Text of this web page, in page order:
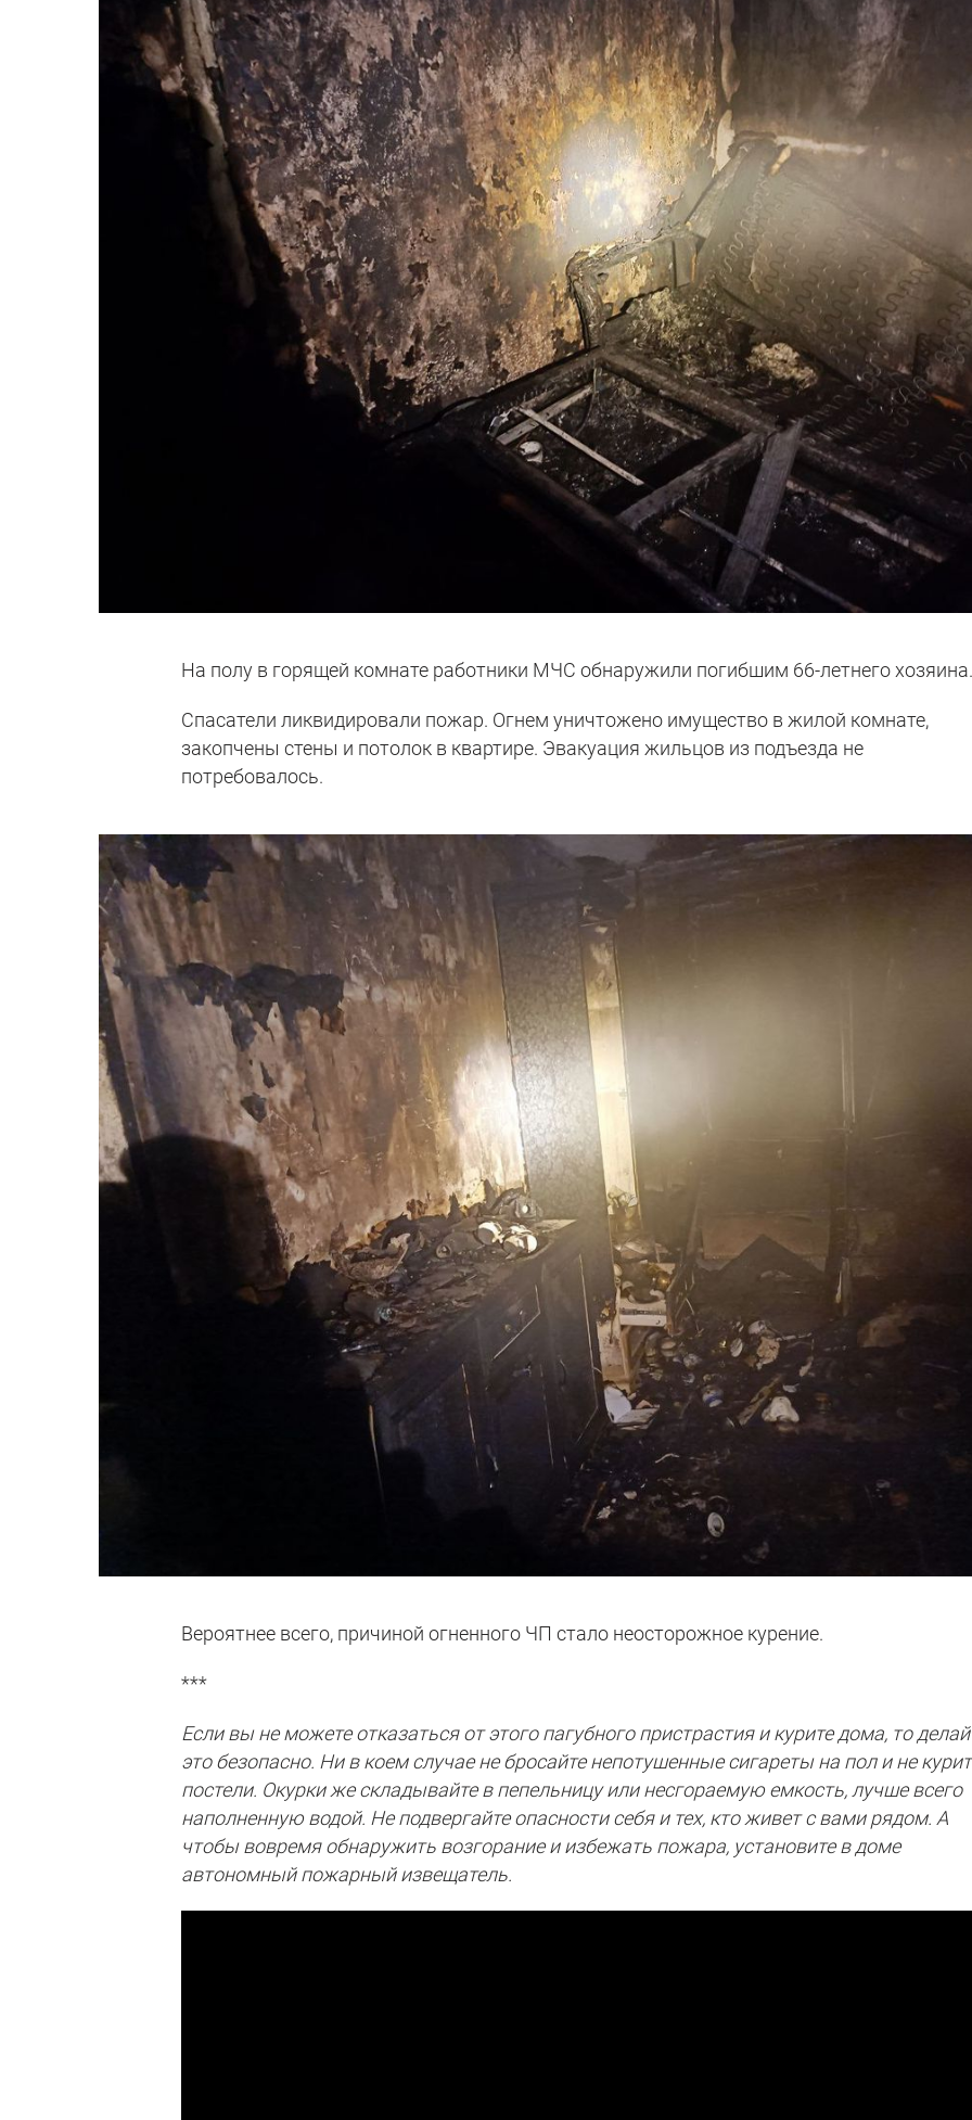
На полу в горящей комнате работники МЧС обнаружили погибшим 66-летнего
Спасатели ликвидировали пожар. Огнем уничтожено имущество в жилой комнате,
закопчены стены и потолок в квартире. Эвакуация жильцов из подъезда не
потребовалось.
Вероятнее всего, причиной огненного ЧП стало неосторожное курение.
***
Если вы не можете отказаться от этого пагубного пристрастия и курите дома, то
это безопасно. Ни в коем случае не бросайте непотушенные сигареты на пол и не
постели. Окурки же складывайте в пепельницу или несгораемую емкость, лучше всего
наполненную водой. Не подвергайте опасности себя и тех, кто живет с вами рядом. А
чтобы вовремя обнаружить возгорание и избежать пожара, установите в доме
автономный пожарный извещатель.